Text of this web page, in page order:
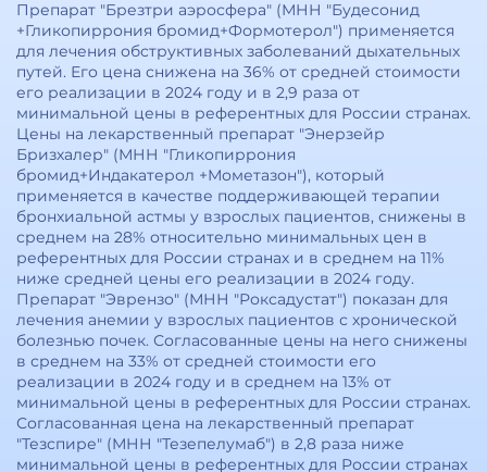
Препарат "Брезтри аэросфера" (МНН "Будесонид
+Гликопиррония бромид+Формотерол") применяется
для лечения обструктивных заболеваний дыхательных
путей. Его цена снижена на 36% от средней стоимости
его реализации в 2024 году и в 2,9 раза от
минимальной цены в референтных для России странах.
Цены на лекарственный препарат "Энерзейр
Бризхалер" (МНН "Гликопиррония
бромид+Индакатерол +Мометазон"), который
применяется в качестве поддерживающей терапии
бронхиальной астмы у взрослых пациентов, снижены в
среднем на 28% относительно минимальных цен в
референтных для России странах и в среднем на 11%
ниже средней цены его реализации в 2024 году.
Препарат "Эврензо" (МНН "Роксадустат") показан для
лечения анемии у взрослых пациентов с хронической
болезнью почек. Согласованные цены на него снижены
в среднем на 33% от средней стоимости его
реализации в 2024 году и в среднем на 13% от
минимальной цены в референтных для России странах.
Согласованная цена на лекарственный препарат
"Тезспире" (МНН "Тезепелумаб") в 2,8 раза ниже
минимальной цены в референтных для России странах